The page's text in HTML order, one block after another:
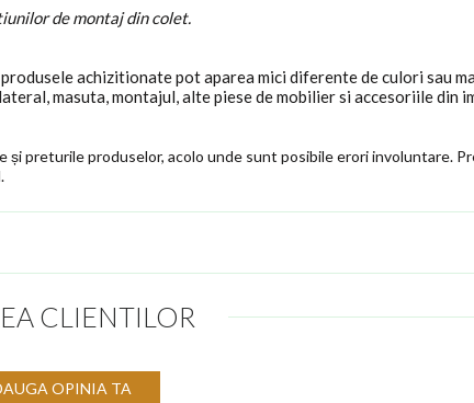
de montaj din colet.
achizitionate pot aparea mici diferente de culori sau
masuta, montajul, alte piese de mobilier si accesoriile din
preturile produselor, acolo unde sunt posibile erori involuntare.
CLIENTILOR
OPINIA TA